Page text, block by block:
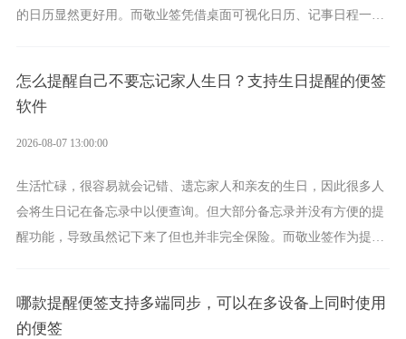
的日历显然更好用。而敬业签凭借桌面可视化日历、记事日程一体
怎么提醒自己不要忘记家人生日？支持生日提醒的便签
软件
2026-08-07 13:00:00
生活忙碌，很容易就会记错、遗忘家人和亲友的生日，因此很多人
会将生日记在备忘录中以便查询。但大部分备忘录并没有方便的提
醒功能，导致虽然记下来了但也并非完全保险。而敬业签作为提醒
哪款提醒便签支持多端同步，可以在多设备上同时使用
的便签